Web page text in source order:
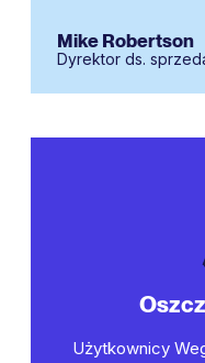
Mike Robertson
Dyrektor ds.
Użytkownicy